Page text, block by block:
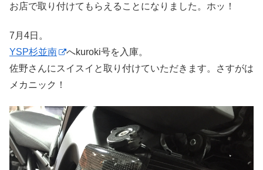
お店で取り付けてもらえることになりました。ホッ！
7月4日。
YSP杉並南
へkuroki号を入庫。
佐野さんにスイスイと取り付けていただきます。さすがは
メカニック！